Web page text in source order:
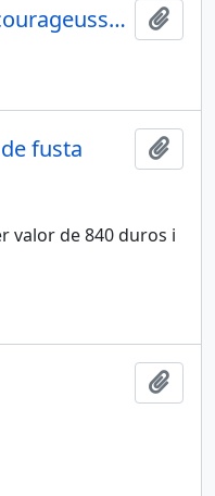
Locke considerado como filósofo político. Lema: Et ce Locke en un mit dont la main courageusse / A de la verité posé la borne heureuse
Add
fusta
Add
valor de 840 duros i
Add